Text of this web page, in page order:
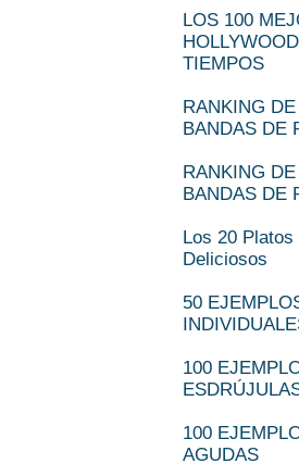
LOS 100
TIEMPOS
RANKING
BANDAS DE
RANKING
BANDAS DE
Los 20
Deliciosos
50
100
100
AGUDAS